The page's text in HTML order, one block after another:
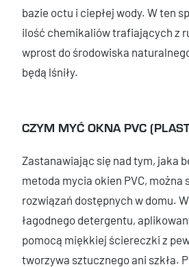
bazie octu i ciepłej wody. W ten
ilość chemikaliów trafiających z
wprost do środowiska
będą lśniły.
CZYM MYĆ OKNA PVC
Zastanawiając się nad tym, jaka
metoda mycia okien PVC, można
rozwiązań dostępnych w domu.
łagodnego detergentu,
pomocą miękkiej ściereczki z
tworzywa sztucznego ani szkła.